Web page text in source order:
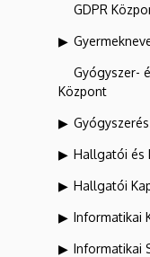
GDPR
Gyógyszer-
Központ
Hallgatói és
Hallgatói
Informatikai
Informatikai